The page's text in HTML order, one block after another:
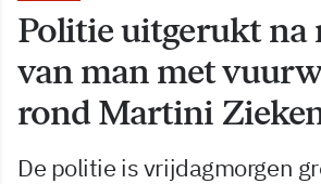
Politie uitgerukt na
van man met
rond Martini
De politie is vrijdagmorgen